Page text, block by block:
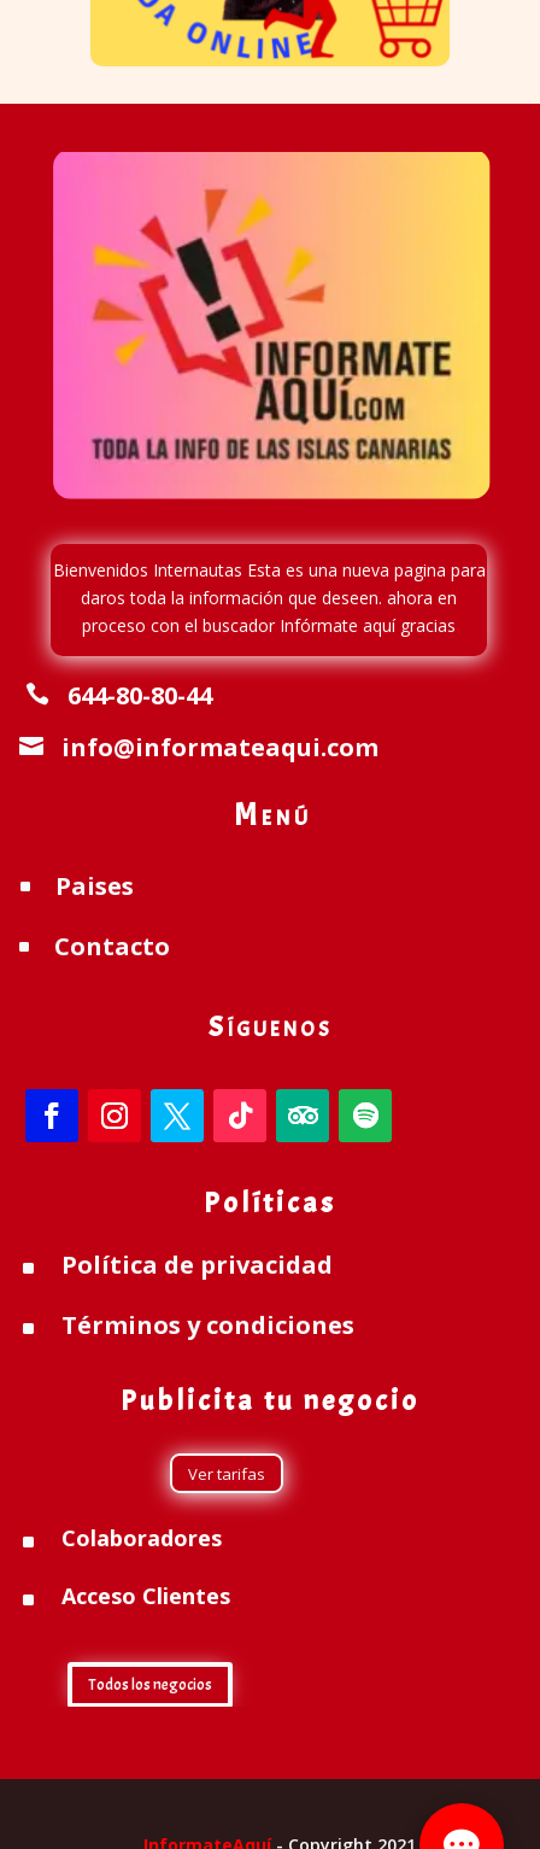
Bienvenidos Internautas Esta es una nueva pagina para
daros toda la información que deseen. ahora en
proceso con el buscador Infórmate aquí gracias
 644-80-80-44
 info@informateaqui.com
Menú
^ Paises
^ Contacto
Síguenos
Políticas
^ Política de privacidad
^ Términos y condiciones
Publicita tu negocio
Ver tarifas
^ Colaboradores
^ Acceso Clientes
Todos los negocios